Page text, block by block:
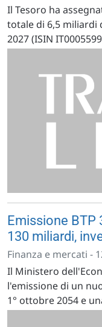
Il Tesoro ha
totale di 6,5 miliardi
2027 (ISIN
Emissione BTP
130 miliardi,
Finanza e mercati -
Il Ministero
l'emissione di un
1° ottobre 2054 e